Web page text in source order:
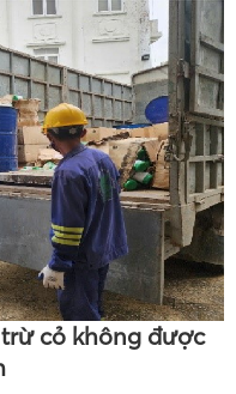
cỏ không được